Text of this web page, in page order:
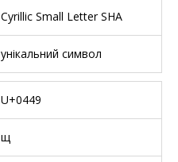
Cyrillic Small Letter SHA
унікальний символ
U+0449
щ